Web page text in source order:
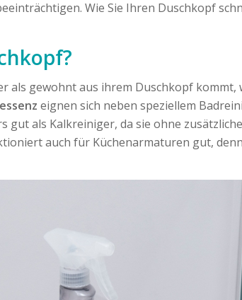
Wie Sie Ihren Duschkopf
als gewohnt aus ihrem Duschkopf kommt,
eignen sich neben speziellem
als Kalkreiniger, da sie ohne
auch für Küchenarmaturen gut,